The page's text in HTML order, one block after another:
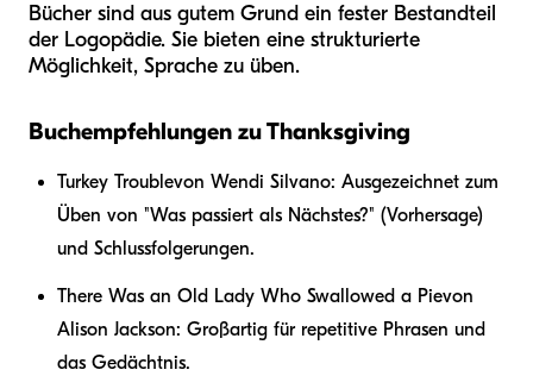
Bücher sind aus gutem Grund ein fester Bestandteil
der Logopädie. Sie bieten eine strukturierte
Möglichkeit, Sprache zu üben.
Buchempfehlungen zu Thanksgiving
Turkey Troublevon Wendi Silvano: Ausgezeichnet zum
Üben von "Was passiert als Nächstes?" (Vorhersage)
und Schlussfolgerungen.
There Was an Old Lady Who Swallowed a Pievon
Alison Jackson: Großartig für repetitive Phrasen und
das Gedächtnis.